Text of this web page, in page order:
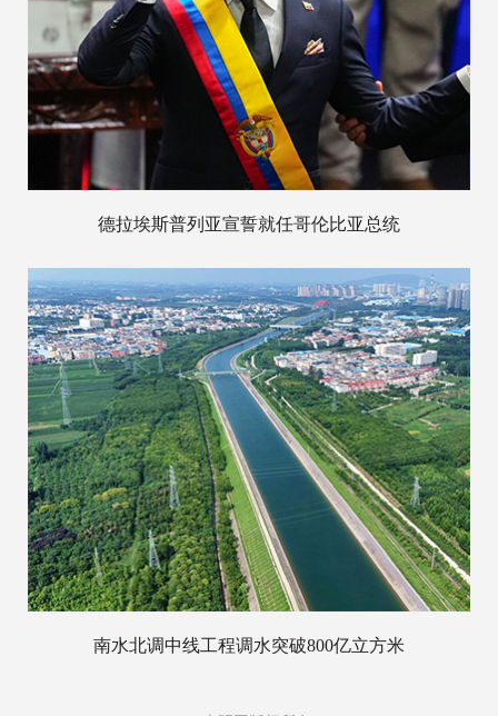
德拉埃斯普列亚宣誓就任哥伦比亚总统
南水北调中线工程调水突破800亿立方米